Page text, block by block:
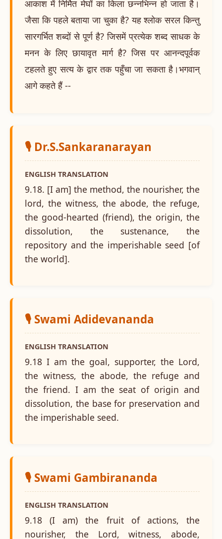
आकाश में निर्मित मेघों का किला छन्नभिन्न हो जाता है।
जैसा कि पहले बताया जा चुका है? यह श्लोक सरल किन्तु
सारगर्भित शब्दों से पूर्ण है? जिसमें प्रत्येक शब्द साधक के
मनन के लिए छायावृत मार्ग है? जिस पर आनन्दपूर्वक
टहलते हुए सत्य के द्वार तक पहुँचा जा सकता है।भगवान्
आगे कहते हैं --
🎙️ Dr.S.Sankaranarayan
ENGLISH TRANSLATION
9.18. [I am] the method, the nourisher, the
lord, the witness, the abode, the refuge,
the good-hearted (friend), the origin, the
dissolution, the sustenance, the
repository and the imperishable seed [of
the world].
🎙️ Swami Adidevananda
ENGLISH TRANSLATION
9.18 I am the goal, supporter, the Lord,
the witness, the abode, the refuge and
the friend. I am the seat of origin and
dissolution, the base for preservation and
the imperishable seed.
🎙️ Swami Gambirananda
ENGLISH TRANSLATION
9.18 (I am) the fruit of actions, the
nourisher, the Lord, witness, abode,